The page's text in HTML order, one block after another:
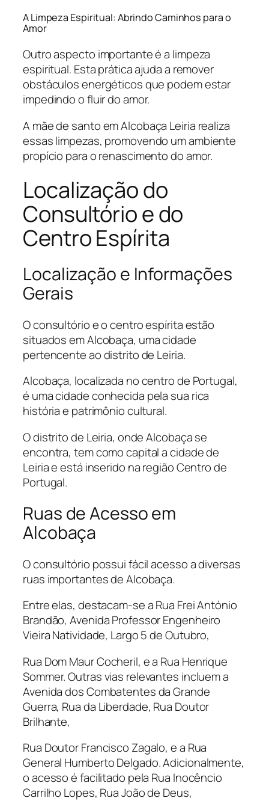
A Limpeza Espiritual: Abrindo Caminhos para o
Amor
Outro aspecto importante é a limpeza
espiritual. Esta prática ajuda a remover
obstáculos energéticos que podem estar
impedindo o fluir do amor.
A mãe de santo em Alcobaça Leiria realiza
essas limpezas, promovendo um ambiente
propício para o renascimento do amor.
Localização do
Consultório e do
Centro Espírita
Localização e Informações
Gerais
O consultório e o centro espírita estão
situados em Alcobaça, uma cidade
pertencente ao distrito de Leiria.
Alcobaça, localizada no centro de Portugal,
é uma cidade conhecida pela sua rica
história e patrimônio cultural.
O distrito de Leiria, onde Alcobaça se
encontra, tem como capital a cidade de
Leiria e está inserido na região Centro de
Portugal.
Ruas de Acesso em
Alcobaça
O consultório possui fácil acesso a diversas
ruas importantes de Alcobaça.
Entre elas, destacam-se a Rua Frei António
Brandão, Avenida Professor Engenheiro
Vieira Natividade, Largo 5 de Outubro,
Rua Dom Maur Cocheril, e a Rua Henrique
Sommer. Outras vias relevantes incluem a
Avenida dos Combatentes da Grande
Guerra, Rua da Liberdade, Rua Doutor
Brilhante,
Rua Doutor Francisco Zagalo, e a Rua
General Humberto Delgado. Adicionalmente,
o acesso é facilitado pela Rua Inocêncio
Carrilho Lopes, Rua João de Deus,